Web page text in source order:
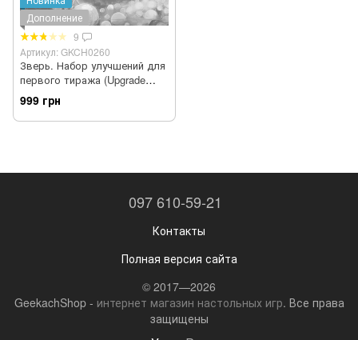
Дополнение
9
Артикул: GKCH0260
Зверь. Набор улучшений для
первого тиража (Upgrade
Pack)
999 грн
097 610-59-21
Контакты
Полная версия сайта
© 2017—2026
GeekachShop - интернет магазин настольных игр. Все права
защищены